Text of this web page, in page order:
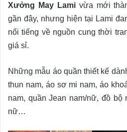
Xưởng May Lamivừa mới
gần đây, nhưng hiện tại Lami
nổi tiếng về nguồn cung thời
giá sỉ.
Những mẫu áo quần thiết kế
thun nam, áo sơ mi nam, áo
nam, quần Jean nam/nữ, đồ
nữ…